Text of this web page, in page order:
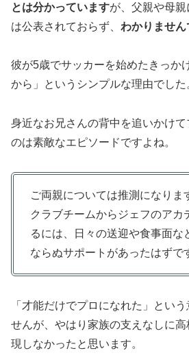
とは分かっていますが、父親や母
は公表されておらず、 わかりません
彼が5歳でサッカーを始めたきっか
から」というシンプルな理由でした
身近なお兄さんの背中を追いかけ
のは素敵なエピソードですよね。
ご両親については推測になりま
クラブチームからジェフのアカ
るには、日々の送迎や食事面な
ならぬサポートがあったはずで
「才能だけでプロになれた」とい
せんが、やはり家族の支えなしに
現しなかったと思います。